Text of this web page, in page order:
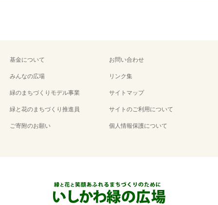
基金について
みんなの広場
緑のまちづくりモデル事業
緑と花のまちづくり推進員
ご寄附のお願い
お問い合わせ
リンク集
サイトマップ
サイトのご利用について
個人情報保護について